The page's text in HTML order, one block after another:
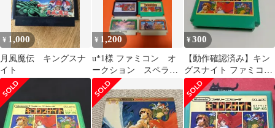
¥ 1,000
月風魔伝 キングスナ
イト
¥ 1,200
u*1様 ファミコン オ
ークション スペラン
カー ヒーロー総決
戦 キングスナイト
¥300
​【動作確認済み】キン
グスナイト ファミコン
ソフト カセットのみ